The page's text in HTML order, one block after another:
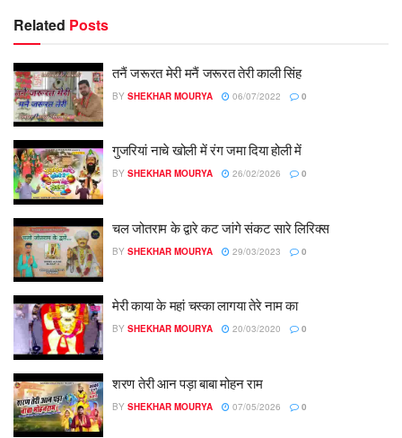
Related Posts
तनैं जरूरत मेरी मनैं जरूरत तेरी काली सिंह
BY SHEKHAR MOURYA 06/07/2022 0
गुजरियां नाचे खोली में रंग जमा दिया होली में
BY SHEKHAR MOURYA 26/02/2026 0
चल जोतराम के द्वारे कट जांगे संकट सारे लिरिक्स
BY SHEKHAR MOURYA 29/03/2023 0
मेरी काया के महां चस्का लागया तेरे नाम का
BY SHEKHAR MOURYA 20/03/2020 0
शरण तेरी आन पड़ा बाबा मोहन राम
BY SHEKHAR MOURYA 07/05/2026 0